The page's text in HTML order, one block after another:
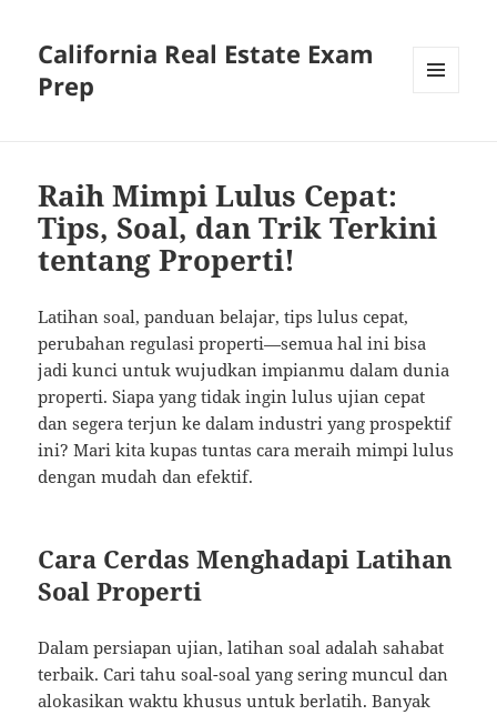
California Real Estate Exam
Prep
Raih Mimpi Lulus Cepat:
Tips, Soal, dan Trik Terkini
tentang Properti!
Latihan soal, panduan belajar, tips lulus cepat,
perubahan regulasi properti—semua hal ini bisa
jadi kunci untuk wujudkan impianmu dalam dunia
properti. Siapa yang tidak ingin lulus ujian cepat
dan segera terjun ke dalam industri yang prospektif
ini? Mari kita kupas tuntas cara meraih mimpi lulus
dengan mudah dan efektif.
Cara Cerdas Menghadapi Latihan
Soal Properti
Dalam persiapan ujian, latihan soal adalah sahabat
terbaik. Cari tahu soal-soal yang sering muncul dan
alokasikan waktu khusus untuk berlatih. Banyak